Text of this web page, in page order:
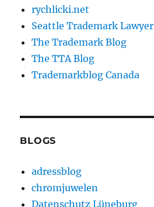
rychlicki.net
Seattle Trademark Lawyer
The Trademark Blog
The TTA Blog
Trademarkblog Canada
BLOGS
adressblog
chromjuwelen
Datenschutz Lüneburg